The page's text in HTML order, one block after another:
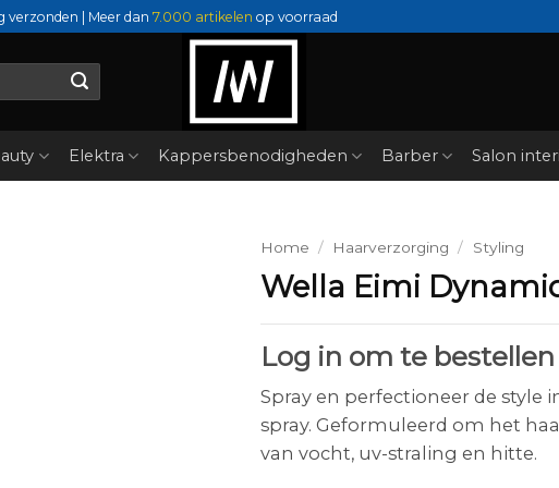
verzonden | Meer dan 7.000 artikelen op voorraad
Elektra Kappersbenodigheden Barber Salon
Home / Haarverzorging / Styling
Wella Eimi
Log in om te bestellen
Spray en perfectioneer de style
spray. Geformuleerd om het
van vocht, uv-straling en hitte.